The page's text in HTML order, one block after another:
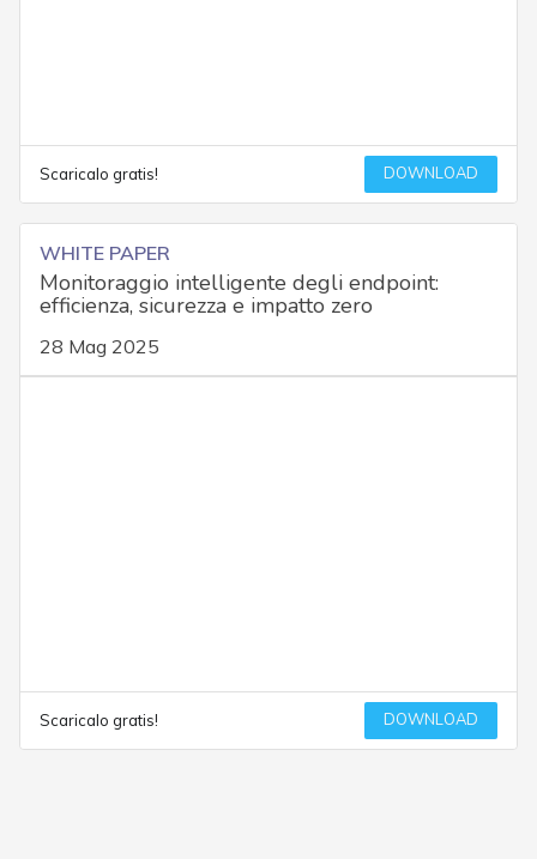
Scaricalo gratis! DOWNLOAD
WHITE PAPER
Monitoraggio intelligente degli endpoint:
efficienza, sicurezza e impatto zero
28 Mag 2025
Scaricalo gratis! DOWNLOAD